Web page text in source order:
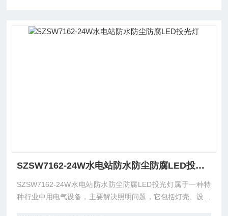
SZSW7162-24W水电站防水防尘防腐LED投光灯
SZSW7162-24W水电站防水防尘防腐LED投光灯属于一种特
种行业中用电气设备，主要解决照明问题，它包括灯壳、设置